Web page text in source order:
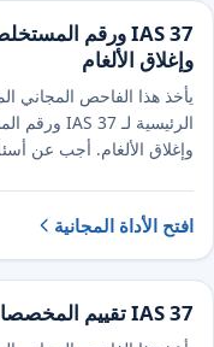
وإغلاق الألغام
يأخذ هذا الفاحص المجاني
وإغلاق الألغام. أجب عن
افتح الأداة المجانية
IAS 37 تقييم المخصصات والالتزامات المحتملة